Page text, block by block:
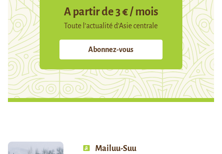
A partir de 3 € / mois
Toute l’actualité d’Asie centrale
Abonnez-vous
Mailuu-Suu